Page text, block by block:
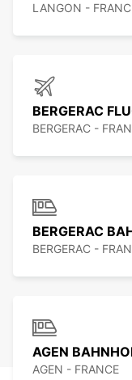
LANGON -
BERGERAC
BERGERAC -
BERGERAC
BERGERAC -
AGEN
AGEN - FRANCE